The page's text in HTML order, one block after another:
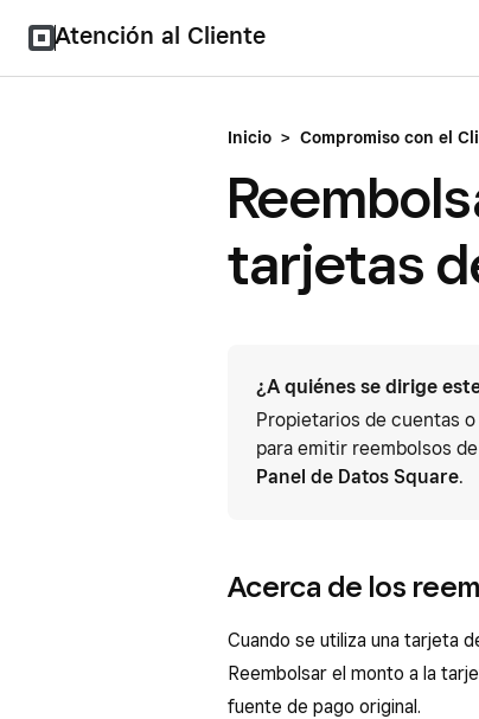
Atención al Cliente
Inicio > Compromiso con el
tarjetas
¿A quiénes se dirige
Propietarios de cuentas
para emitir reembolsos
Panel de Datos Square.
Acerca de los
Cuando se utiliza una tarjeta
Reembolsar el monto a la
fuente de pago original.